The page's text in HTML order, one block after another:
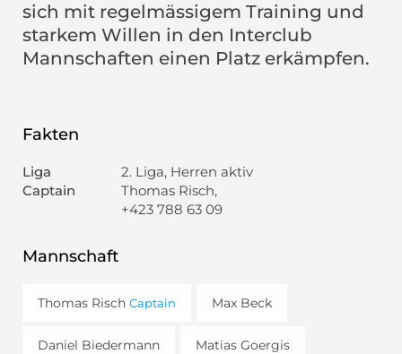
sich mit regelmässigem Training und
starkem Willen in den Interclub
Mannschaften einen Platz erkämpfen.
Fakten
Liga
2. Liga, Herren aktiv
Captain
Thomas Risch,
+423 788 63 09
Mannschaft
Thomas Risch Captain Max Beck
Daniel Biedermann Matias Goergis